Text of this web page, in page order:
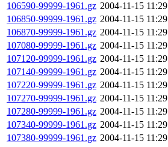
106590-99999-1961.gz 2004-11-15 11:29
106850-99999-1961.gz 2004-11-15 11:29
106870-99999-1961.gz 2004-11-15 11:29
107080-99999-1961.gz 2004-11-15 11:29
107120-99999-1961.gz 2004-11-15 11:29
107140-99999-1961.gz 2004-11-15 11:29
107220-99999-1961.gz 2004-11-15 11:29
107270-99999-1961.gz 2004-11-15 11:29
107280-99999-1961.gz 2004-11-15 11:29
107340-99999-1961.gz 2004-11-15 11:29
107380-99999-1961.gz 2004-11-15 11:29